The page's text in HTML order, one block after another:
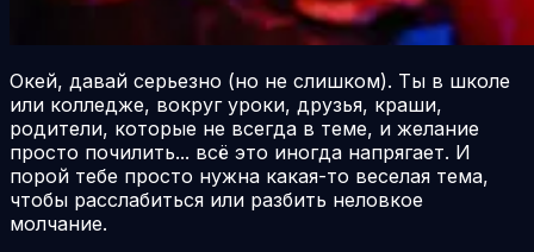
Окей, давай серьезно (но не слишком). Ты в школе
или колледже, вокруг уроки, друзья, краши,
родители, которые не всегда в теме, и желание
просто почилить... всё это иногда напрягает. И
порой тебе просто нужна какая-то веселая тема,
чтобы расслабиться или разбить неловкое
молчание.